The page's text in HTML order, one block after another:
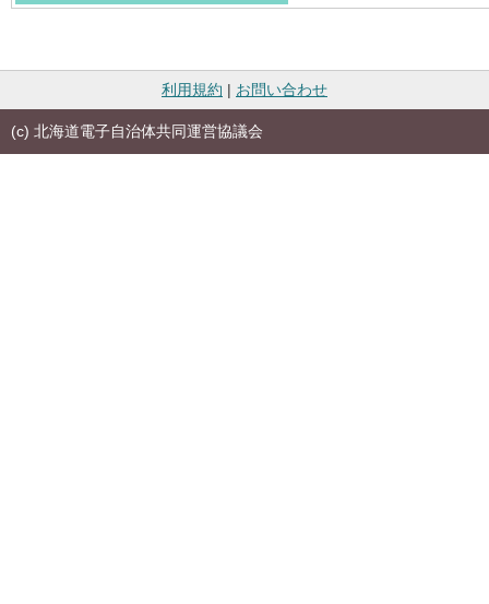
利用規約 | お問い合わせ
(c) 北海道電子自治体共同運営協議会